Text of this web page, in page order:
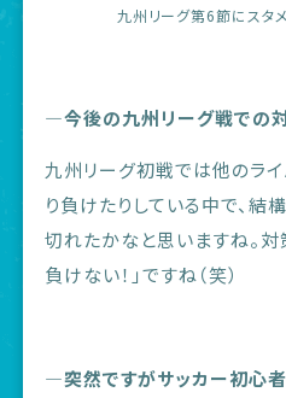
九州リーグ第6節にスタ
―今後の九州リーグ戦での
九州リーグ初戦では他のラ
り負けたりしている中で、結
切れたかなと思いますね。
負けない！」ですね（笑）
―突然ですがサッカー初心